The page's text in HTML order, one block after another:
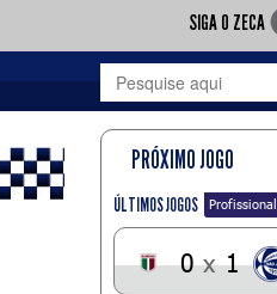
SIGA O ZECA
PRÓXIMO JOGO
ÚLTIMOS JOGOS Profissional
0 x 1